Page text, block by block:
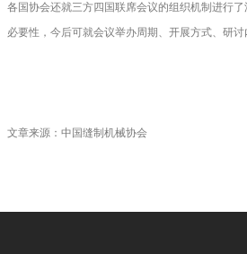
各国协会还就三方四国联席会议的组织机制进行
必要性，今后可就会议举办周期、开展方式、研
文章来源：中国缝制机械协会